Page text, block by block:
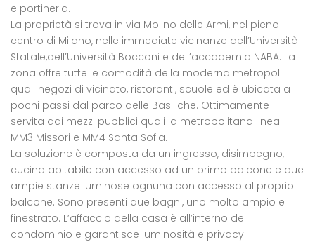
e portineria.
La proprietà si trova in via Molino delle Armi, nel pieno
centro di Milano, nelle immediate vicinanze dell’Università
Statale,dell’Università Bocconi e dell’accademia NABA. La
zona offre tutte le comodità della moderna metropoli
quali negozi di vicinato, ristoranti, scuole ed è ubicata a
pochi passi dal parco delle Basiliche. Ottimamente
servita dai mezzi pubblici quali la metropolitana linea
MM3 Missori e MM4 Santa Sofia.
La soluzione è composta da un ingresso, disimpegno,
cucina abitabile con accesso ad un primo balcone e due
ampie stanze luminose ognuna con accesso al proprio
balcone. Sono presenti due bagni, uno molto ampio e
finestrato. L’affaccio della casa è all’interno del
condominio e garantisce luminosità e privacy